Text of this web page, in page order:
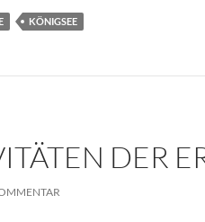
KÖNIGSEE
DER